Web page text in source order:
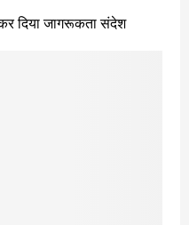
कर दिया जागरूकता संदेश